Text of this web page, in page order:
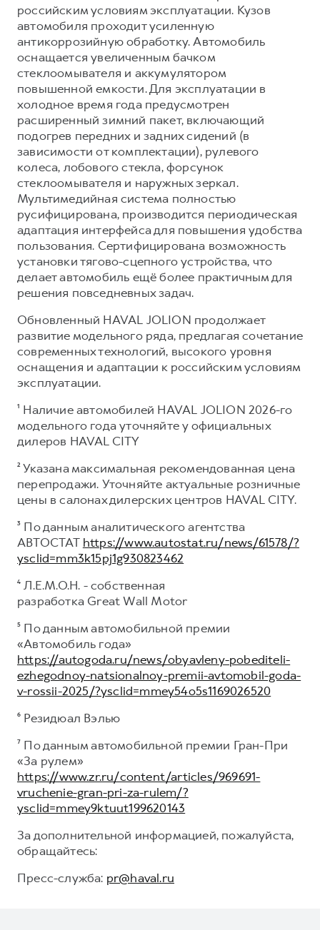
российским условиям эксплуатации. Кузов
автомобиля проходит усиленную
антикоррозийную обработку. Автомобиль
оснащается увеличенным бачком
стеклоомывателя и аккумулятором
повышенной емкости. Для эксплуатации в
холодное время года предусмотрен
расширенный зимний пакет, включающий
подогрев передних и задних сидений (в
зависимости от комплектации), рулевого
колеса, лобового стекла, форсунок
стеклоомывателя и наружных зеркал.
Мультимедийная система полностью
русифицирована, производится периодическая
адаптация интерфейса для повышения удобства
пользования. Сертифицирована возможность
установки тягово-сцепного устройства, что
делает автомобиль ещё более практичным для
решения повседневных задач.
Обновленный HAVAL JOLION продолжает
развитие модельного ряда, предлагая сочетание
современных технологий, высокого уровня
оснащения и адаптации к российским условиям
эксплуатации.
¹ Наличие автомобилей HAVAL JOLION 2026-го
модельного года уточняйте у официальных
дилеров HAVAL CITY
² Указана максимальная рекомендованная цена
перепродажи. Уточняйте актуальные розничные
цены в салонах дилерских центров HAVAL CITY.
³ По данным аналитического агентства
АВТОСТАТ https://www.autostat.ru/news/61578/?
ysclid=mm3k15pj1g930823462
⁴ Л.Е.М.О.Н. - собственная
разработка Great Wall Motor
⁵ По данным автомобильной премии
«Автомобиль года»
https://autogoda.ru/news/obyavleny-pobediteli-
ezhegodnoy-natsionalnoy-premii-avtomobil-goda-
v-rossii-2025/?ysclid=mmey54o5s1169026520
⁶ Резидюал Вэлью
⁷ По данным автомобильной премии Гран-При
«За рулем»
https://www.zr.ru/content/articles/969691-
vruchenie-gran-pri-za-rulem/?
ysclid=mmey9ktuut199620143
За дополнительной информацией, пожалуйста,
обращайтесь:
Пресс-служба: pr@haval.ru